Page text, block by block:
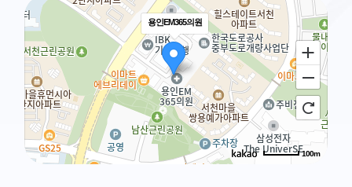
용인EM365의원
100m